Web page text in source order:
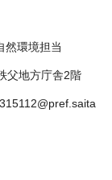
然環境担当
方庁舎2階